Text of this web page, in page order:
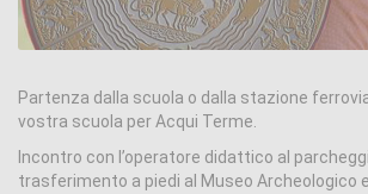
Partenza dalla scuola o dalla stazione
vostra scuola per Acqui Terme.
Incontro con l’operatore didattico al
trasferimento a piedi al Museo Archeologico